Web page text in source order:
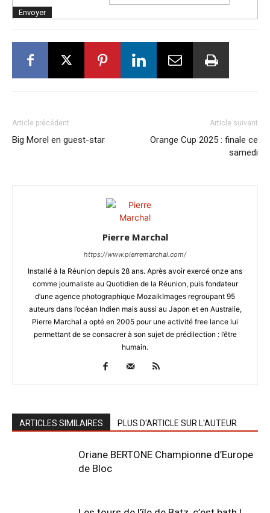
Article précédent
Big Morel en guest-star
Article suivant
Orange Cup 2025 : finale ce
samedi
Pierre Marchal
https://www.pierremarchal.com/
Installé à la Réunion depuis 28 ans. Après avoir exercé onze ans
comme journaliste au Quotidien de la Réunion, puis fondateur
d’une agence photographique MozaikImages regroupant 95
auteurs dans l’océan Indien mais aussi au Japon et en Australie,
Pierre Marchal a opté en 2005 pour une activité free lance lui
permettant de se consacrer à son sujet de prédilection : l’être
humain.
ARTICLES SIMILAIRES PLUS D'ARTICLE SUR L'AUTEUR
Oriane BERTONE Championne d’Europe
de Bloc